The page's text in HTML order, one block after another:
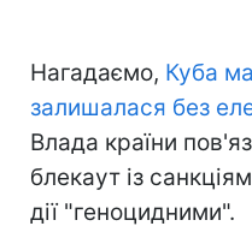
Нагадаємо, Куба
залишалася без
Влада країни
блекаут із
дії "геноцидними".